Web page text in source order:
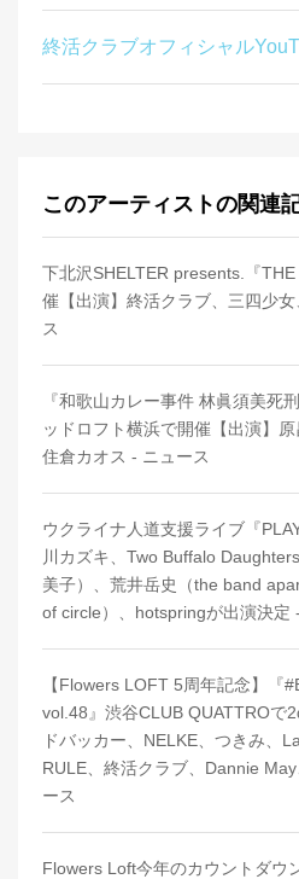
終活クラブオフィシャル
このアーティストの関連
下北沢SHELTER presents.『
催【出演】終活クラブ、三四少
ス
『和歌山カレー事件 林眞須美死
ッドロフト横浜で開催【出演】
住倉カオス - ニュース
ウクライナ人道支援ライブ『
川カズキ、Two Buffalo
美子）、荒井岳史（the band
of circle）、hotspringが出演決定
【Flowers LOFT 5周年記念】『
vol.48』渋谷CLUB QUATTROで
ドバッカー、NELKE、つきみ、
RULE、終活クラブ、Dannie
ース
Flowers Loft今年のカウントダウ